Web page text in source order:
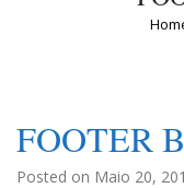
FOOTER
Posted on Maio 20,